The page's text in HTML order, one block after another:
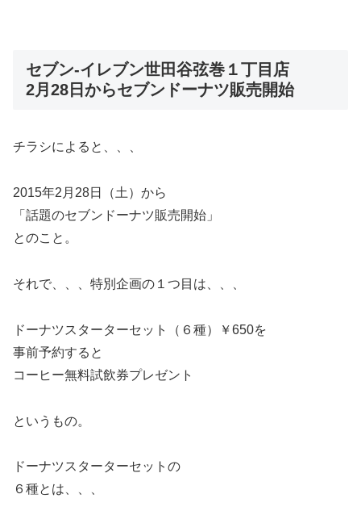
セブン-イレブン世田谷弦巻１丁目店
2月28日からセブンドーナツ販売開始
チラシによると、、、
2015年2月28日（土）から
「話題のセブンドーナツ販売開始」
とのこと。
それで、、、特別企画の１つ目は、、、
ドーナツスターターセット（６種）￥650を
事前予約すると
コーヒー無料試飲券プレゼント
というもの。
ドーナツスターターセットの
６種とは、、、